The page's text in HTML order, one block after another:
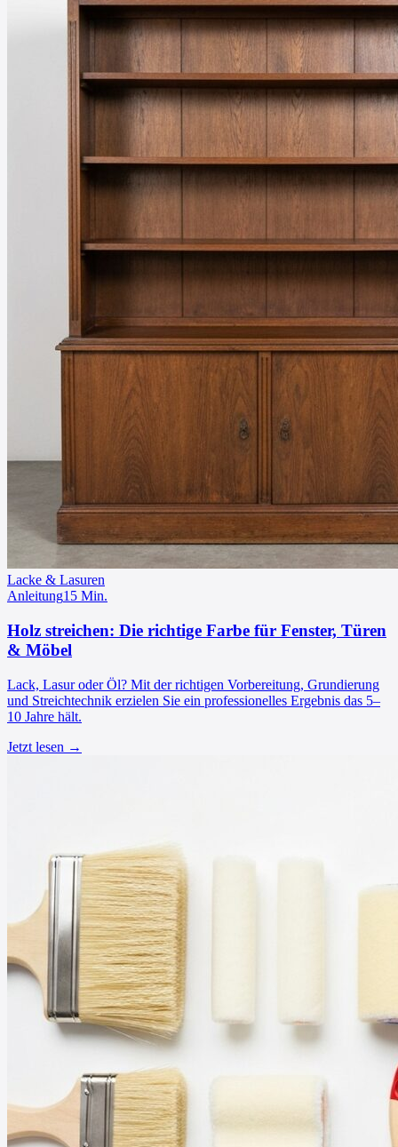
Lacke & Lasuren
Anleitung15 Min.
Holz streichen: Die richtige Farbe für Fenster, Türen
& Möbel
Lack, Lasur oder Öl? Mit der richtigen Vorbereitung, Grundierung
und Streichtechnik erzielen Sie ein professionelles Ergebnis das 5–
10 Jahre hält.
Jetzt lesen →